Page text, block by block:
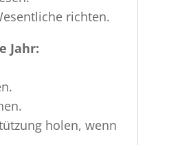
richten.
Jahr:
holen, wenn